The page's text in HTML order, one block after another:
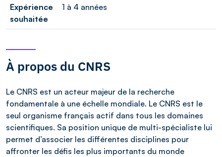
Expérience
souhaitée
1 à 4 années
À propos du CNRS
Le CNRS est un acteur majeur de la recherche
fondamentale à une échelle mondiale. Le CNRS est le
seul organisme français actif dans tous les domaines
scientifiques. Sa position unique de multi-spécialiste lui
permet d’associer les différentes disciplines pour
affronter les défis les plus importants du monde